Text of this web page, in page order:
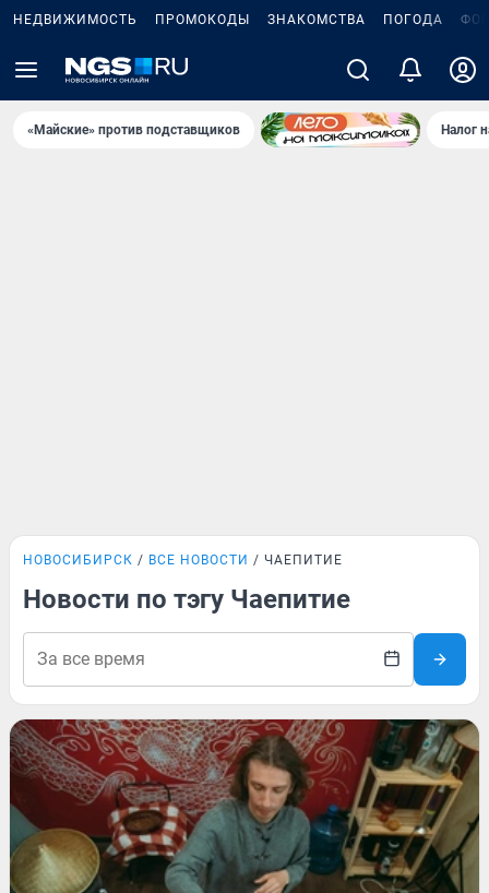
НЕДВИЖИМОСТЬ ПРОМОКОДЫ ЗНАКОМСТВА ПОГОДА
«Майские» против подставщиков Налог
НОВОСИБИРСК ВСЕ НОВОСТИ ЧАЕПИТИЕ
Новости по тэгу Чаепитие